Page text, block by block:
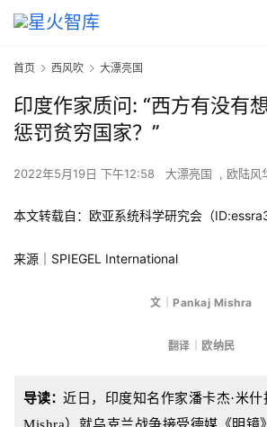
首页 西风吹 大漂亮国
印度作家质问: “西方有没有
惩罚贫穷国家？”
2022年5月19日 下午12:58 大漂亮国 , 欧陆风
本文转载自：欧亚系统科学研究会（
来源｜SPIEGEL International
文｜Pankaj Mishra
翻译｜ 欧纳民
导读：近日，印度知名作家潘卡杰·米什